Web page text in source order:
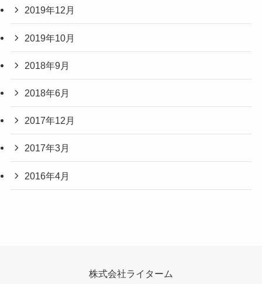
2019年12月
2019年10月
2018年9月
2018年6月
2017年12月
2017年3月
2016年4月
株式会社ライターム